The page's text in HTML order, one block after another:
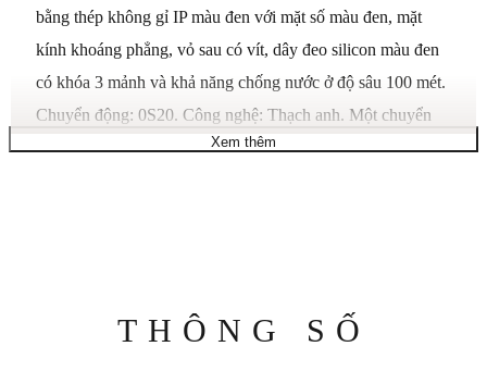
bằng thép không gỉ IP màu đen với mặt số màu đen, mặt
kính khoáng phẳng, vỏ sau có vít, dây đeo silicon màu đen
có khóa 3 mảnh và khả năng chống nước ở độ sâu 100 mét.
Chuyển động: 0S20. Công nghệ: Thạch anh. Một chuyển
động chạy bằng pin. Tinh thể thạch anh điều chỉnh thời gian
Hai giai điệu Thép không gỉ. Chức năng bổ sung: Đồng hồ
bấm giờ. Lịch
Xem thêm
THÔNG SỐ